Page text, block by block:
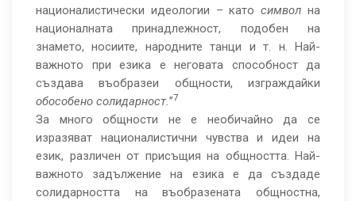
националистически идеологии – катосимвол на
националната принадлежност, подобен на
знамето, носиите, народните танци и т. н. Най-
важното при езика е неговата способност да
създава въобразеи общности, изграждайки
обособено солидарност.”7
За много общности не е необичайно да се
изразяват националистични чувства и идеи на
език, различен от присъщия на общността. Най-
важното задължение на езика е да създаде
солидарността на въобразената общностна,